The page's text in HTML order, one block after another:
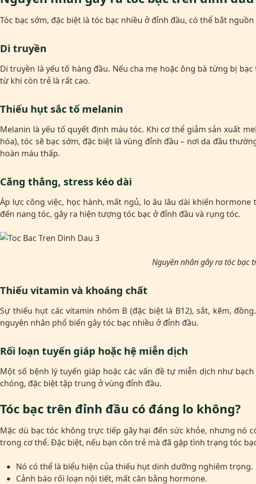
Tóc bạc sớm, đặc biệt là tóc bạc nhiều ở đỉnh đầu, có thể bắt
Di truyền
Di truyền là yếu tố hàng đầu. Nếu cha mẹ hoặc ông bà từng bị
từ khi còn trẻ là rất cao.
Thiếu hụt sắc tố melanin
Melanin là yếu tố quyết định màu tóc. Khi cơ thể giảm sản xuất
hóa), tóc sẽ bạc sớm, đặc biệt là vùng đỉnh đầu – nơi da đầu
hoàn máu thấp.
Căng thẳng, stress kéo dài
Áp lực công việc, học hành, mất ngủ, lo âu lâu dài khiến
đến nang tóc, gây ra hiện tượng tóc bạc ở đỉnh đầu và rụng tóc.
Nguyên nhân gây ra tóc bạc
Thiếu vitamin và khoáng chất
Sự thiếu hụt các vitamin nhóm B (đặc biệt là B12), sắt, kẽm,
nguyên nhân phổ biến gây tóc bạc nhiều ở đỉnh đầu.
Rối loạn tuyến giáp hoặc hệ miễn dịch
Một số bệnh lý tuyến giáp hoặc các vấn đề tự miễn dịch như
chóng, đặc biệt tập trung ở vùng đỉnh đầu.
Tóc bạc trên đỉnh đầu có đáng lo không?
Mặc dù bạc tóc không trực tiếp gây hại đến sức khỏe, nhưng nó
trong cơ thể. Đặc biệt, nếu bạn còn trẻ mà đã gặp tình trạng tóc
Nó có thể là biểu hiện của thiếu hụt dinh dưỡng nghiêm trọng.
Cảnh báo rối loạn nội tiết, mất cân bằng hormone.